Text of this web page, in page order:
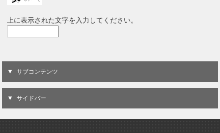
上に表示された文字を入力してください。
サブコンテンツ
サイドバー